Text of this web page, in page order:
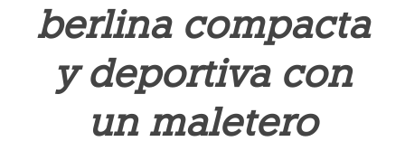
berlina compacta
y deportiva con
un maletero